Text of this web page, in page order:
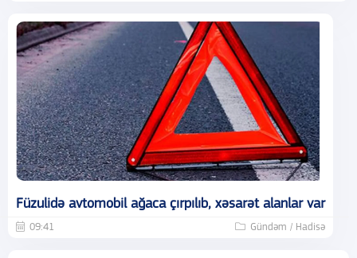
Füzulidə avtomobil ağaca çırpılıb, xəsarət alanlar var
09:41 Gündəm / Hadisə